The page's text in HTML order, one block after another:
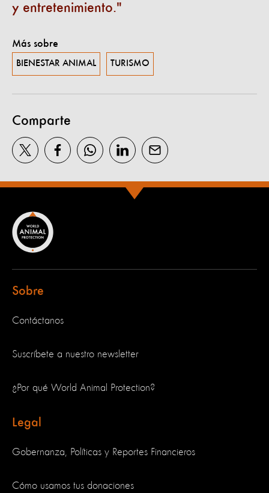
y entretenimiento.
Más sobre
BIENESTAR ANIMAL TURISMO
Comparte
Sobre
Contáctanos
Suscríbete a nuestro newsletter
¿Por qué World Animal Protection?
Legal
Gobernanza, Políticas y Reportes Financieros
Cómo usamos tus donaciones